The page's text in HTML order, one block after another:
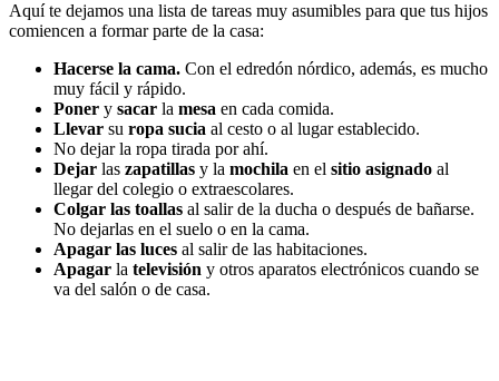
Aquí te dejamos una lista de tareas muy asumibles para que tus hijos
comiencen a formar parte de la casa:
Hacerse la cama. Con el edredón nórdico, además, es mucho
muy fácil y rápido.
Poner y sacar la mesa en cada comida.
Llevar su ropa sucia al cesto o al lugar establecido.
No dejar la ropa tirada por ahí.
Dejar las zapatillas y la mochila en el sitio asignado al
llegar del colegio o extraescolares.
Colgar las toallas al salir de la ducha o después de bañarse.
No dejarlas en el suelo o en la cama.
Apagar las luces al salir de las habitaciones.
Apagar la televisión y otros aparatos electrónicos cuando se
va del salón o de casa.